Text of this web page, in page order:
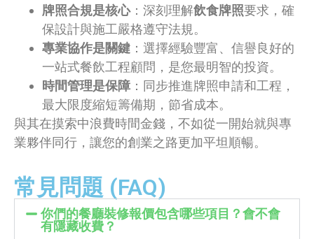
牌照合規是核心：深刻理解飲食牌照要求，確
保設計與施工嚴格遵守法規。
專業協作是關鍵 ：選擇經驗豐富、信譽良好的
一站式餐飲工程顧問，是您最明智的投資。
時間管理是保障 ：同步推進牌照申請和工程，
最大限度縮短籌備期，節省成本。
與其在摸索中浪費時間金錢，不如從一開始就與專
業夥伴同行，讓您的創業之路更加平坦順暢。
常見問題 (FAQ)
你們的餐廳裝修報價包含哪些項目？會不會
有隱藏收費？